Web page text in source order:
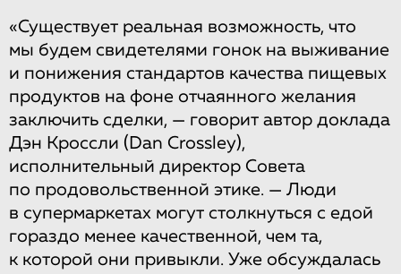
«Существует реальная возможность, что
мы будем свидетелями гонок на выживание
и понижения стандартов качества пищевых
продуктов на фоне отчаянного желания
заключить сделки, — говорит автор доклада
Дэн Кроссли (Dan Crossley),
исполнительный директор Совета
по продовольственной этике. — Люди
в супермаркетах могут столкнуться с едой
гораздо менее качественной, чем та,
к которой они привыкли. Уже обсуждалась